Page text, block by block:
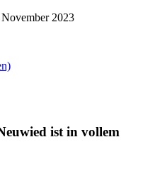
2023
ist in vollem